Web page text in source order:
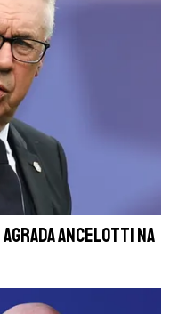
agrada Ancelotti na